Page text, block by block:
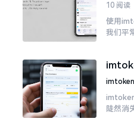
10 阅读
使用
我们平
许许多
办？
imtoken
陡然消